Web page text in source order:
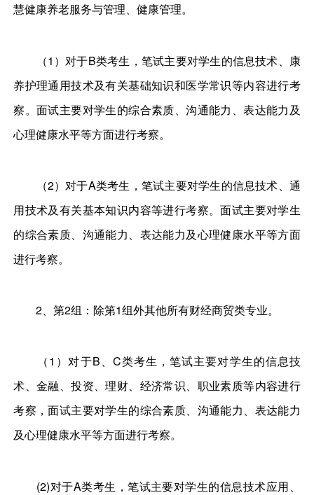
慧健康养老服务与管理、健康管理。
（1）对于B类考生，笔试主要对学生的信息技术、康
养护理通用技术及有关基础知识和医学常识等内容进行考
察。面试主要对学生的综合素质、沟通能力、表达能力及
心理健康水平等方面进行考察。
（2）对于A类考生，笔试主要对学生的信息技术、通
用技术及有关基本知识内容等进行考察。面试主要对学生
的综合素质、沟通能力、表达能力及心理健康水平等方面
进行考察。
2、第2组：除第1组外其他所有财经商贸类专业。
（1）对于B、C类考生，笔试主要对学生的信息技
术、金融、投资、理财、经济常识、职业素质等内容进行
考察，面试主要对学生的综合素质、沟通能力、表达能力
及心理健康水平等方面进行考察。
(2)对于A类考生，笔试主要对学生的信息技术应用、